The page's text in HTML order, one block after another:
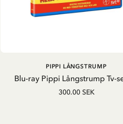
LÄGG I VARUKORG
Blu-ray Pippi Långstrump Tv-
PIPPI LÅNGSTRUMP
300.00 SEK